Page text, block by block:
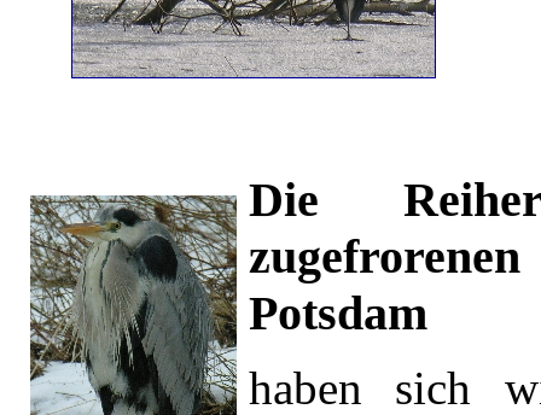
Die
Potsdam
haben sich